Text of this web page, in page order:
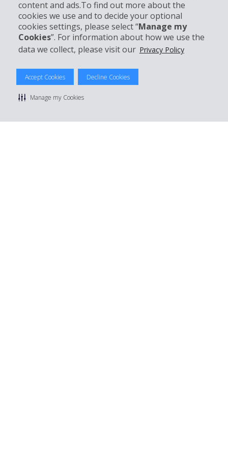
content and ads.To find out more about the
cookies we use and to decide your optional
cookies settings, please select “Manage my
Cookies”. For information about how we use the
data we collect, please visit our Privacy Policy
Accept Cookies Decline Cookies
Manage my Cookies
Réserver avec Hertz
© 2026 The Hertz System, Inc.
Politique de confidentialité | Conditions d'utilisation du site
Conditions de location |